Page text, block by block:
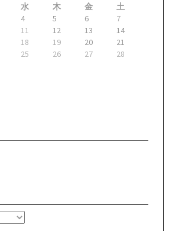
水 木 金
土
4 5 6
7
11 12 13
14
18 19 20
21
25 26 27
28